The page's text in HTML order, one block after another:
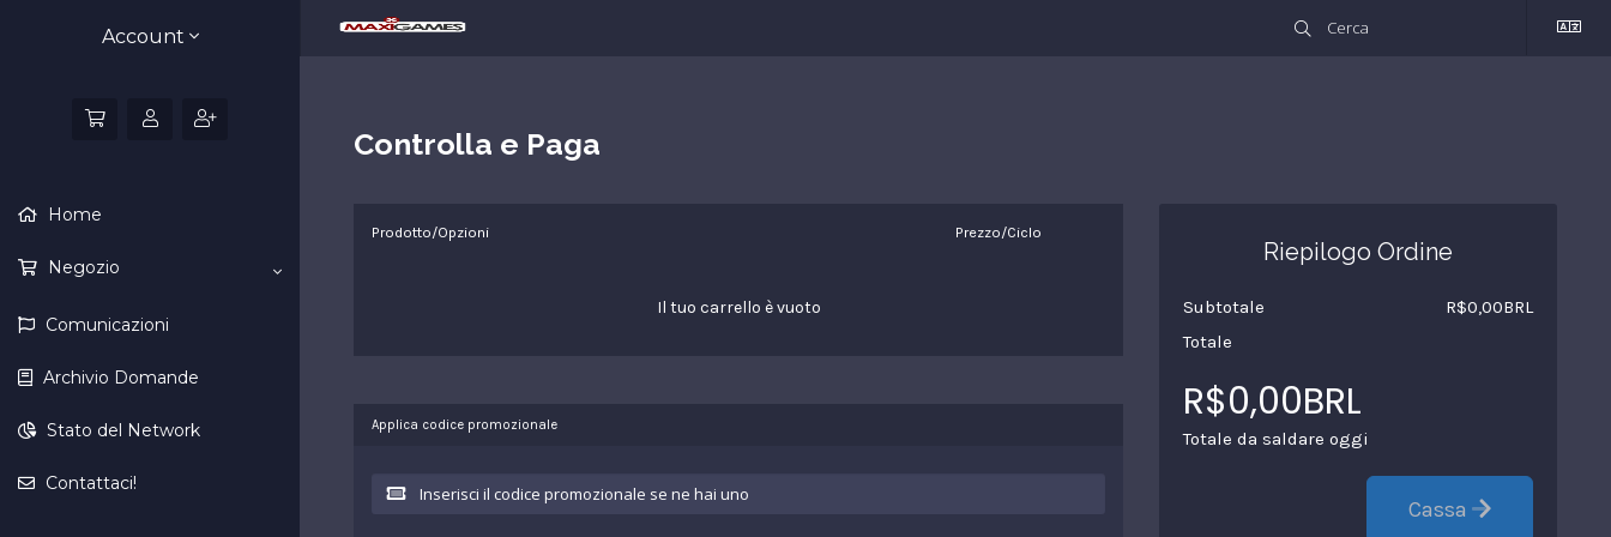
Account
Home
Negozio
Comunicazioni
Archivio Domande
Stato del Network
Contattaci!
Controlla e Paga
Prodotto/Opzioni Prezzo/Ciclo
Il tuo carrello è vuoto
Applica codice promozionale
Riepilogo Ordine
Subtotale
R$0,00BRL
Totale
R$0,00BRL
Totale da saldare oggi
Cassa